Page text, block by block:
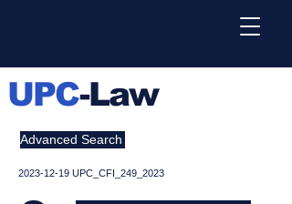
UPC-Law
Advanced Search
2023-12-19 UPC_CFI_249_2023